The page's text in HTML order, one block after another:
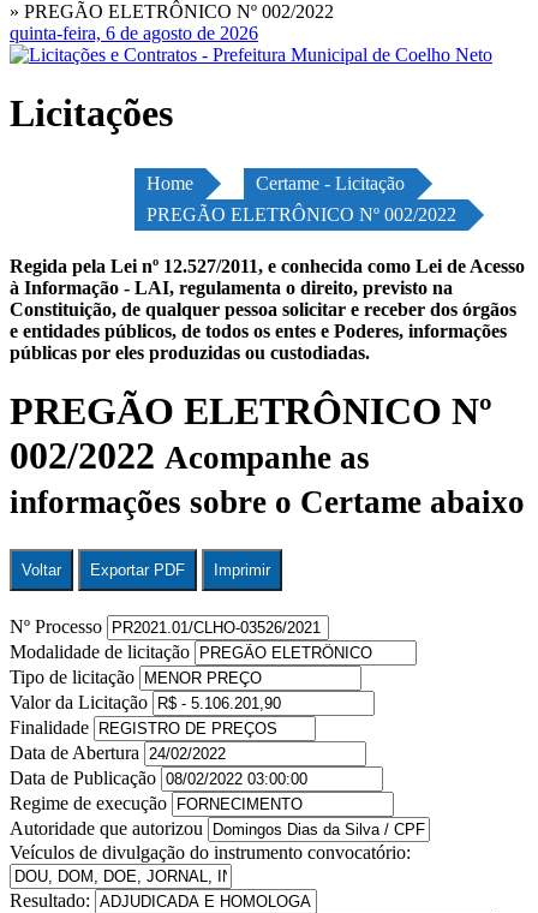
» PREGÃO ELETRÔNICO Nº 002/2022
quinta-feira, 6 de agosto de 2026
Licitações
Home
Certame - Licitação
PREGÃO ELETRÔNICO Nº 002/2022
Regida pela Lei nº 12.527/2011, e conhecida como Lei de Acesso
à Informação - LAI, regulamenta o direito, previsto na
Constituição, de qualquer pessoa solicitar e receber dos órgãos
e entidades públicos, de todos os entes e Poderes, informações
públicas por eles produzidas ou custodiadas.
PREGÃO ELETRÔNICO Nº
002/2022 Acompanhe as
informações sobre o Certame abaixo
Voltar Exportar PDF Imprimir
Nº Processo
Modalidade de licitação
Tipo de licitação
Valor da Licitação
Finalidade
Data de Abertura
Data de Publicação
Regime de execução
Autoridade que autorizou
Veículos de divulgação do instrumento convocatório:
Resultado: